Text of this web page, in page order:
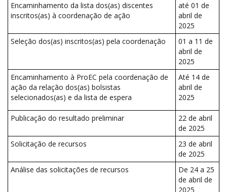
Encaminhamento da lista dos(as) discentes
inscritos(as) à coordenação de ação
até 01 de
abril de
2025
Seleção dos(as) inscritos(as) pela coordenação
01 a 11 de
abril de
2025
Encaminhamento à ProEC pela coordenação de
ação da relação dos(as) bolsistas
selecionados(as) e da lista de espera
Até 14 de
abril de
2025
Publicação do resultado preliminar
22 de abril
de 2025
Solicitação de recursos
23 de abril
de 2025
Análise das solicitações de recursos
De 24 a 25
de abril de
2025